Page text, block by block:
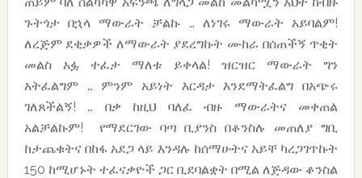
ጉትጎታ በኋላ ማውራት ቻልኩ … ለነገሩ ማውራት አይባልም!
ለረጅም ደቂቃዎች ለማውራት ያደረግኩት ሙከራ በሰጠችኝ ጥቂት
መልስ አፏ ተፈታ ማለቱ ይቀላል! ዝርዝር ማውራት ግን
አትፈልግም … ምንም አይነት እርዳታ እንደማትፈልግ በአጭሩ
ገለጸችልኝ! … በቃ ከዚህ ባለፈ ብዙ ማውራትና መቀጠል
አልቻልኩም! የማደርገው ባጣ ቢያንስ በቆንስሉ መጠለያ ግቢ
ከታጨቁትና በከፋ አደጋ ላይ እንዳሉ ከሰማሁትና አይቸ ካረጋገጥኩት
150 ከሚሆኑት ተፈናቃዮች ጋር ቢደባልቋት በሚል ለጅዳው ቆንስል